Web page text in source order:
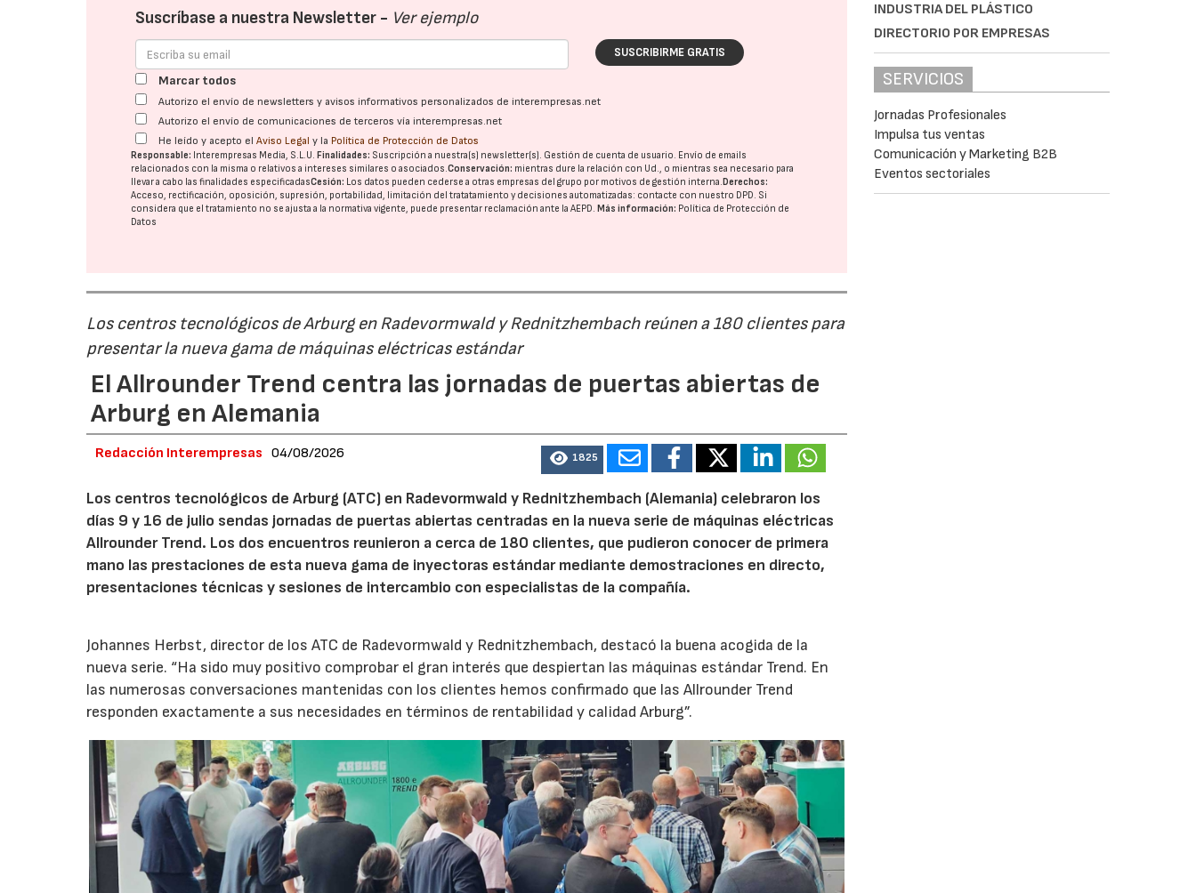
Suscríbase a nuestra Newsletter - Ver ejemplo
SUSCRIBIRME GRATIS
Marcar todos
Autorizo el envío de newsletters y avisos informativos personalizados de interempresas.net
Autorizo el envío de comunicaciones de terceros vía interempresas.net
He leído y acepto elAviso Legal y la Política de Protección de Datos
Responsable: Interempresas Media, S.L.U. Finalidades: Suscripción a nuestra(s) newsletter(s). Gestión de cuenta de usuario. Envío de emails
relacionados con la misma o relativos a intereses similares o asociados.Conservación: mientras dure la relación con Ud., o mientras sea necesario para
llevar a cabo las finalidades especificadasCesión: Los datos pueden cederse a otras empresas del grupo por motivos de gestión interna. Derechos:
Acceso, rectificación, oposición, supresión, portabilidad, limitación del tratatamiento y decisiones automatizadas: contacte con nuestro DPD. Si
considera que el tratamiento no se ajusta a la normativa vigente, puede presentar reclamación ante laAEPD. Más información: Política de Protección de
Datos
Los centros tecnológicos de Arburg en Radevormwald y Rednitzhembach reúnen a 180 clientes para
presentar la nueva gama de máquinas eléctricas estándar
El Allrounder Trend centra las jornadas de puertas abiertas de
Arburg en Alemania
Redacción Interempresas 04/08/2026 1825
Los centros tecnológicos de Arburg (ATC) en Radevormwald y Rednitzhembach (Alemania) celebraron los
días 9 y 16 de julio sendas jornadas de puertas abiertas centradas en la nueva serie de máquinas eléctricas
Allrounder Trend. Los dos encuentros reunieron a cerca de 180 clientes, que pudieron conocer de primera
mano las prestaciones de esta nueva gama de inyectoras estándar mediante demostraciones en directo,
presentaciones técnicas y sesiones de intercambio con especialistas de la compañía.
Johannes Herbst, director de los ATC de Radevormwald y Rednitzhembach, destacó la buena acogida de la
nueva serie. “Ha sido muy positivo comprobar el gran interés que despiertan las máquinas estándar Trend. En
las numerosas conversaciones mantenidas con los clientes hemos confirmado que las Allrounder Trend
responden exactamente a sus necesidades en términos de rentabilidad y calidad Arburg”.
INDUSTRIA DEL PLÁSTICO
DIRECTORIO POR EMPRESAS
SERVICIOS
Jornadas Profesionales
Impulsa tus ventas
Comunicación y Marketing B2B
Eventos sectoriales